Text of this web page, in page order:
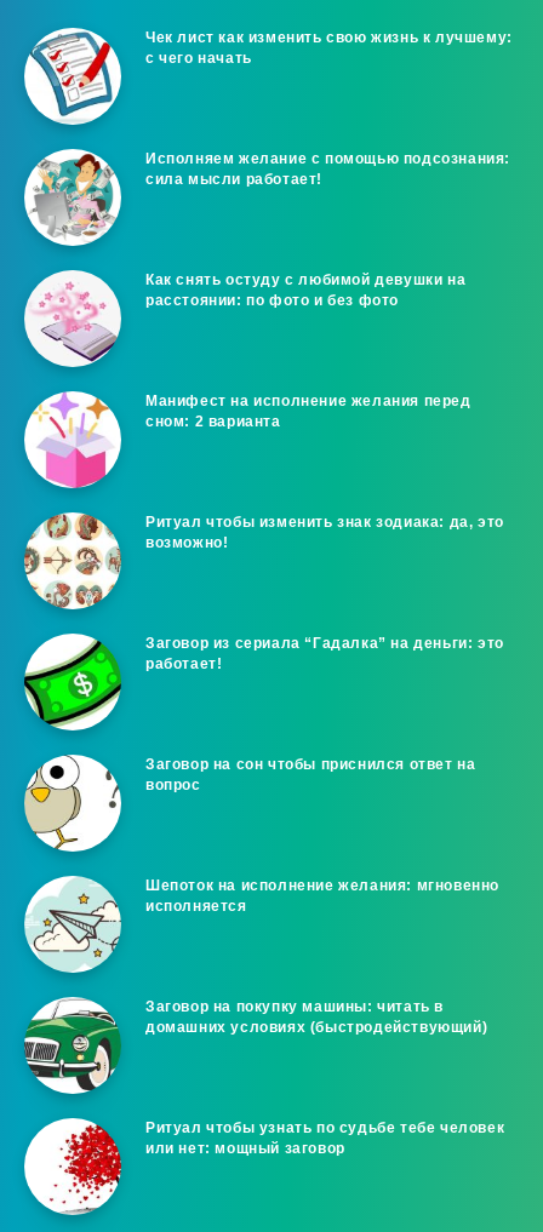
Чек лист как изменить свою жизнь к лучшему:
с чего начать
Исполняем желание с помощью подсознания:
сила мысли работает!
Как снять остуду с любимой девушки на
расстоянии: по фото и без фото
Манифест на исполнение желания перед
сном: 2 варианта
Ритуал чтобы изменить знак зодиака: да, это
возможно!
Заговор из сериала “Гадалка” на деньги: это
работает!
Заговор на сон чтобы приснился ответ на
вопрос
Шепоток на исполнение желания: мгновенно
исполняется
Заговор на покупку машины: читать в
домашних условиях (быстродействующий)
Ритуал чтобы узнать по судьбе тебе человек
или нет: мощный заговор